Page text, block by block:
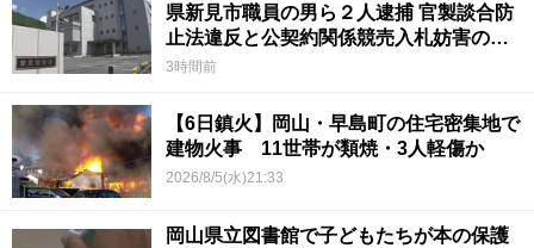
県新見市職員の男ら２人逮捕 官製談合防
止法違反と公契約関係競売入札妨害の疑
い
3時間前
【6日鎮火】岡山・早島町の住宅密集地で
建物火事 11世帯が類焼・3人軽傷か
2026/8/5(水)21:33
岡山県立図書館で子どもたちが本の保護